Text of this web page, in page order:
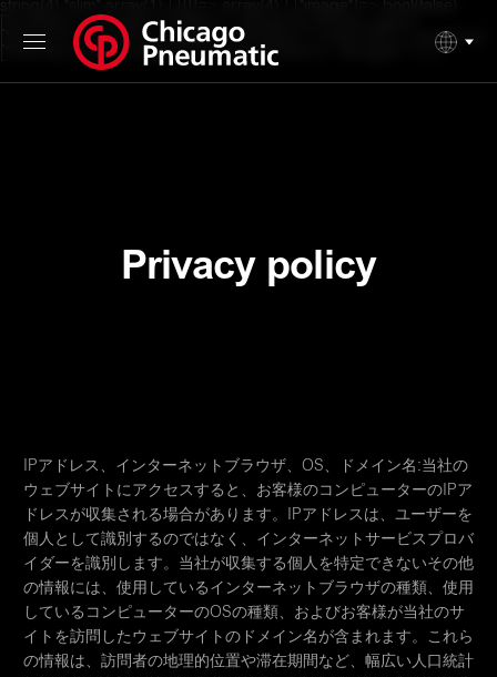
["surtitle"]=> string(0) "" ["title"]=> string(14) "Privacy policy"
["button"]=> array(4) { ["label"]=> string(0) "" ["internal"]=> bool(true)
["internal_link"]=> string(0) "" ["external_link"]=> string(0) "" } } }
Privacy policy
IPアドレス、インターネットブラウザ、OS、ドメイン名:当社の
ウェブサイトにアクセスすると、お客様のコンピューターのIPア
ドレスが収集される場合があります。IPアドレスは、ユーザーを
個人として識別するのではなく、インターネットサービスプロバ
イダーを識別します。当社が収集する個人を特定できないその他
の情報には、使用しているインターネットブラウザの種類、使用
しているコンピューターのOSの種類、およびお客様が当社のサ
イトを訪問したウェブサイトのドメイン名が含まれます。これら
の情報は、訪問者の地理的位置や滞在期間など、幅広い人口統計